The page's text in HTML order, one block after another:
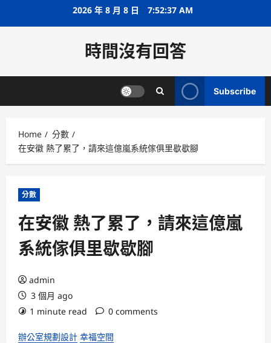
2026 年 8 月 8 日 7:52:38 AM
時間沒有回答
Subscribe
Home
分數
在安徽 熱了累了，請來這億嵐系統傢俱里歇歇腳
分數
在安徽 熱了累了，請來這億嵐
系統傢俱里歇歇腳
admin
3 個月 ago
1 minute read
0 comments
辦公室規劃設計 幸福空間